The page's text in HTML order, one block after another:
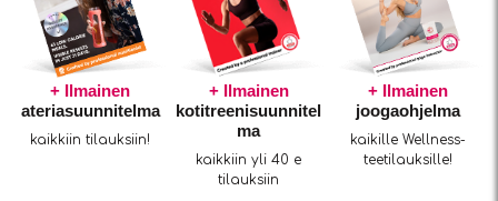
+ Ilmainen
ateriasuunnitelma
kaikkiin tilauksiin!
+ Ilmainen
kotitreenisuunnitel
ma
kaikkiin yli 40 e
tilauksiin
+ Ilmainen
joogaohjelma
kaikille Wellness-
teetilauksille!